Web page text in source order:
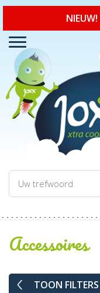
Accessoires
TOON FILTERS